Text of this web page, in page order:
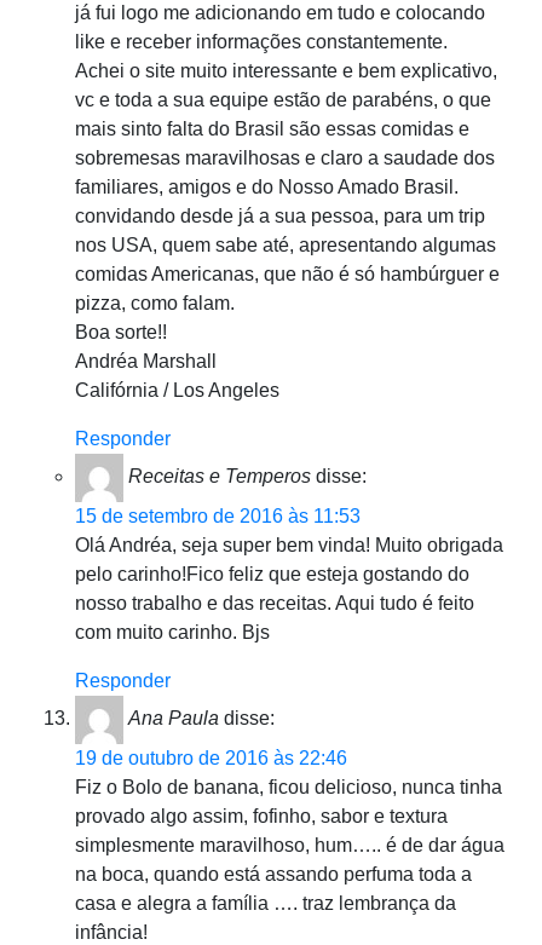
já fui logo me adicionando em tudo e colocando
like e receber informações constantemente.
Achei o site muito interessante e bem explicativo,
vc e toda a sua equipe estão de parabéns, o que
mais sinto falta do Brasil são essas comidas e
sobremesas maravilhosas e claro a saudade dos
familiares, amigos e do Nosso Amado Brasil.
convidando desde já a sua pessoa, para um trip
nos USA, quem sabe até, apresentando algumas
comidas Americanas, que não é só hambúrguer e
pizza, como falam.
Boa sorte!!
Andréa Marshall
Califórnia / Los Angeles
Responder
Receitas e Temperos disse:
15 de setembro de 2016 às 11:53
Olá Andréa, seja super bem vinda! Muito obrigada
pelo carinho!Fico feliz que esteja gostando do
nosso trabalho e das receitas. Aqui tudo é feito
com muito carinho. Bjs
Responder
Ana Paula disse:
19 de outubro de 2016 às 22:46
Fiz o Bolo de banana, ficou delicioso, nunca tinha
provado algo assim, fofinho, sabor e textura
simplesmente maravilhoso, hum….. é de dar água
na boca, quando está assando perfuma toda a
casa e alegra a família …. traz lembrança da
infância!